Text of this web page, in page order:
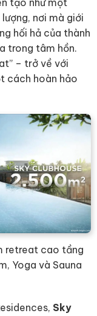
nơi mà giới
hối hả của thành
trong tâm hồn.
– trở về với
cách hoàn hảo
retreat cao tầng
Yoga và Sauna
Sky